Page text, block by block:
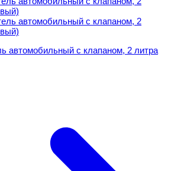
автомобильный с клапаном, 2 литра